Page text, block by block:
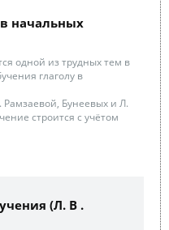
начальных
одной из трудных тем в
глаголу в
Бунеевых и Л.
строится с учётом
(Л. В .